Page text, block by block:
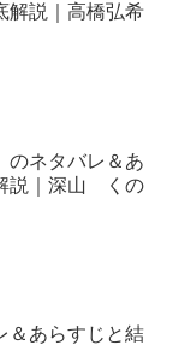
解説｜高橋弘希
のネタバレ＆あ
説｜深山 くの
＆あらすじと結